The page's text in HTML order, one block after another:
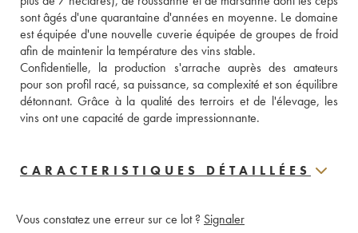
sont âgés d'une quarantaine d'années en moyenne. Le domaine
est équipée d'une nouvelle cuverie équipée de groupes de froid
afin de maintenir la température des vins stable.
Confidentielle, la production s'arrache auprès des amateurs
pour son profil racé, sa puissance, sa complexité et son équilibre
détonnant. Grâce à la qualité des terroirs et de l'élevage, les
vins ont une capacité de garde impressionnante.
CARACTERISTIQUES DÉTAILLÉES
Vous constatez une erreur sur ce lot ? Signaler